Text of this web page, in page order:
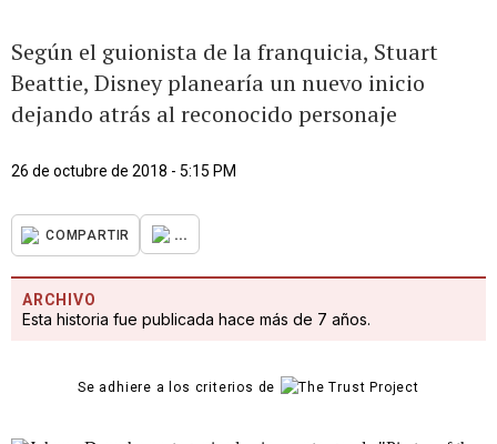
Según el guionista de la franquicia, Stuart
Beattie, Disney planearía un nuevo inicio
dejando atrás al reconocido personaje
26 de octubre de 2018 - 5:15 PM
COMPARTIR ...
ARCHIVO
Esta historia fue publicada hace más de 7 años.
Se adhiere a los criterios de